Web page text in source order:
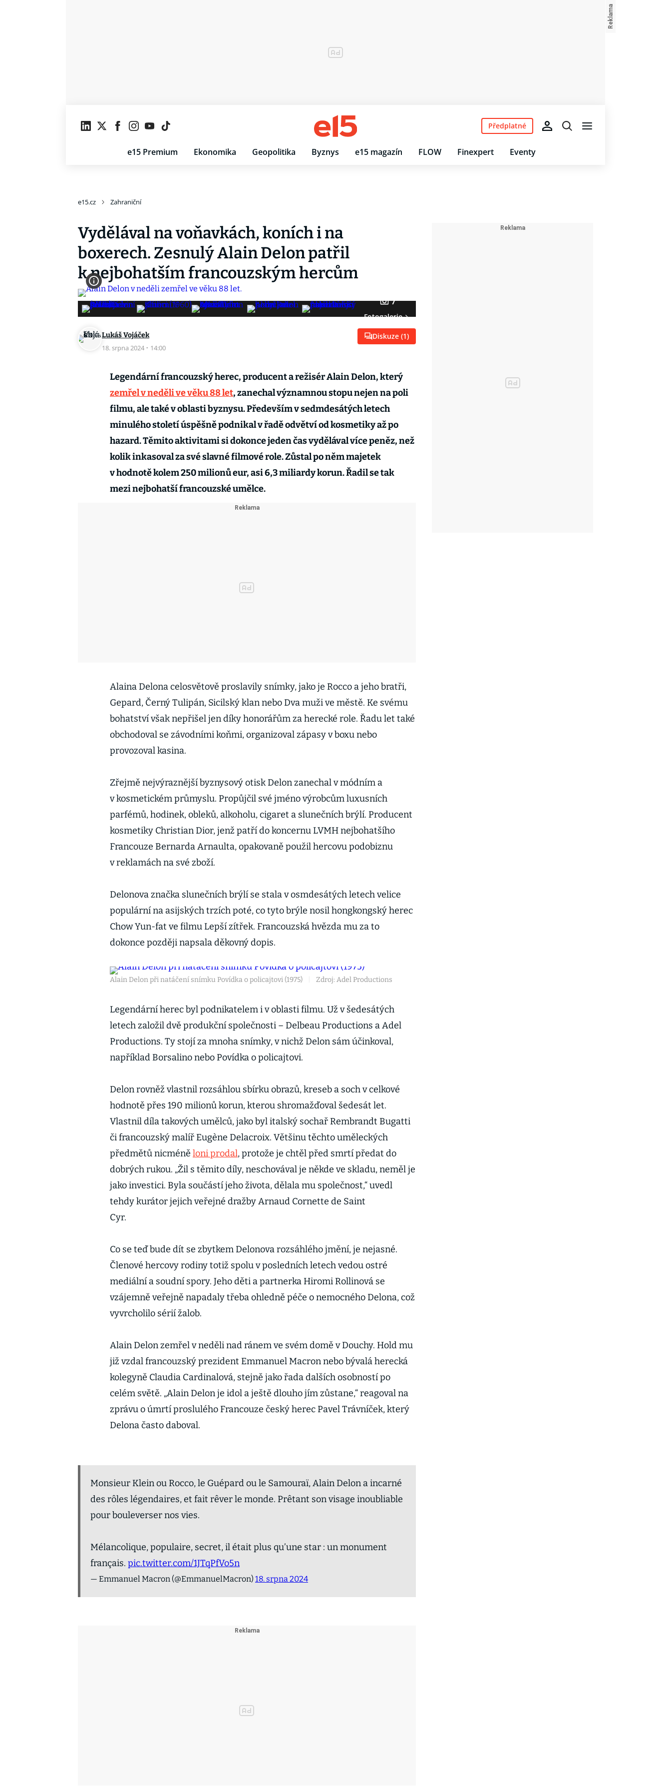
e15 Premium Ekonomika Geopolitika Byznys e15 magazín FLOW Finexpert Eventy
Předplatné
e15.cz Zahraniční
Vydělával na voňavkách, koních i na
boxerech. Zesnulý Alain Delon patřil
k nejbohatším francouzským hercům
7
Fotogalerie
Lukáš Vojáček
18. srpna 2024 · 14:00
Diskuze (1)
Legendární francouzský herec, producent a režisér Alain Delon, který
zemřel v neděli ve věku 88 let, zanechal významnou stopu nejen na poli
filmu, ale také v oblasti byznysu. Především v sedmdesátých letech
minulého století úspěšně podnikal v řadě odvětví od kosmetiky až po
hazard. Těmito aktivitami si dokonce jeden čas vydělával více peněz, než
kolik inkasoval za své slavné filmové role. Zůstal po něm majetek
v hodnotě kolem 250 milionů eur, asi 6,3 miliardy korun. Řadil se tak
mezi nejbohatší francouzské umělce.
Alaina Delona celosvětově proslavily snímky, jako je Rocco a jeho bratři,
Gepard, Černý Tulipán, Sicilský klan nebo Dva muži ve městě. Ke svému
bohatství však nepřišel jen díky honorářům za herecké role. Řadu let také
obchodoval se závodními koňmi, organizoval zápasy v boxu nebo
provozoval kasina.
Zřejmě nejvýraznější byznysový otisk Delon zanechal v módním a
v kosmetickém průmyslu. Propůjčil své jméno výrobcům luxusních
parfémů, hodinek, obleků, alkoholu, cigaret a slunečních brýlí. Producent
kosmetiky Christian Dior, jenž patří do koncernu LVMH nejbohatšího
Francouze Bernarda Arnaulta, opakovaně použil hercovu podobiznu
v reklamách na své zboží.
Delonova značka slunečních brýlí se stala v osmdesátých letech velice
populární na asijských trzích poté, co tyto brýle nosil hongkongský herec
Chow Yun-fat ve filmu Lepší zítřek. Francouzská hvězda mu za to
dokonce později napsala děkovný dopis.
Alain Delon při natáčení snímku Povídka o policajtovi (1975) Zdroj: Adel Productions
Legendární herec byl podnikatelem i v oblasti filmu. Už v šedesátých
letech založil dvě produkční společnosti – Delbeau Productions a Adel
Productions. Ty stojí za mnoha snímky, v nichž Delon sám účinkoval,
například Borsalino nebo Povídka o policajtovi.
Delon rovněž vlastnil rozsáhlou sbírku obrazů, kreseb a soch v celkové
hodnotě přes 190 milionů korun, kterou shromažďoval šedesát let.
Vlastnil díla takových umělců, jako byl italský sochař Rembrandt Bugatti
či francouzský malíř Eugène Delacroix. Většinu těchto uměleckých
předmětů nicméně loni prodal, protože je chtěl před smrtí předat do
dobrých rukou. „Žil s těmito díly, neschovával je někde ve skladu, neměl je
jako investici. Byla součástí jeho života, dělala mu společnost,“ uvedl
tehdy kurátor jejich veřejné dražby Arnaud Cornette de Saint
Cyr.
Co se teď bude dít se zbytkem Delonova rozsáhlého jmění, je nejasné.
Členové hercovy rodiny totiž spolu v posledních letech vedou ostré
mediální a soudní spory. Jeho děti a partnerka Hiromi Rollinová se
vzájemně veřejně napadaly třeba ohledně péče o nemocného Delona, což
vyvrcholilo sérií žalob.
Alain Delon zemřel v neděli nad ránem ve svém domě v Douchy. Hold mu
již vzdal francouzský prezident Emmanuel Macron nebo bývalá herecká
kolegyně Claudia Cardinalová, stejně jako řada dalších osobností po
celém světě. „Alain Delon je idol a ještě dlouho jím zůstane,“ reagoval na
zprávu o úmrtí proslulého Francouze český herec Pavel Trávníček, který
Delona často daboval.
Monsieur Klein ou Rocco, le Guépard ou le Samouraï, Alain Delon a incarné
des rôles légendaires, et fait rêver le monde. Prêtant son visage inoubliable
pour bouleverser nos vies.
Mélancolique, populaire, secret, il était plus qu’une star : un monument
français. pic.twitter.com/1JTqPfVo5n
— Emmanuel Macron (@EmmanuelMacron) 18. srpna 2024